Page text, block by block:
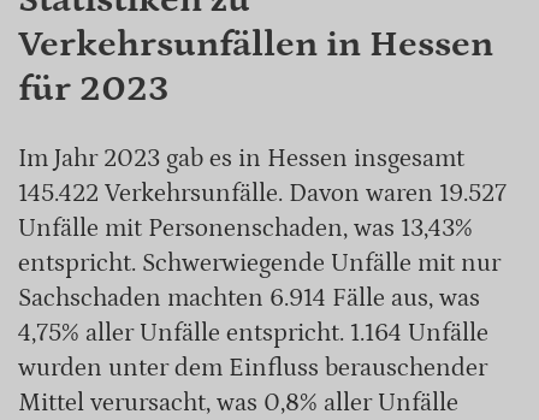
Verkehrsunfällen in Hessen
für 2023
Im Jahr 2023 gab es in Hessen insgesamt
145.422 Verkehrsunfälle. Davon waren 19.527
Unfälle mit Personenschaden, was 13,43%
entspricht. Schwerwiegende Unfälle mit nur
Sachschaden machten 6.914 Fälle aus, was
4,75% aller Unfälle entspricht. 1.164 Unfälle
wurden unter dem Einfluss berauschender
Mittel verursacht, was 0,8% aller Unfälle